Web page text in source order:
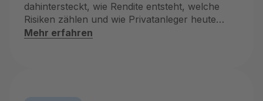
dahintersteckt, wie Rendite entsteht, welche
Risiken zählen und wie Privatanleger heute
Zugang bekommen.
Mehr erfahren